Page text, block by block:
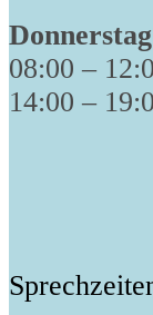
Donnerstag
08:00 –
14:00 –